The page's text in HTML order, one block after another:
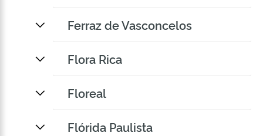
Ferraz de Vasconcelos
Flora Rica
Floreal
Flórida Paulista